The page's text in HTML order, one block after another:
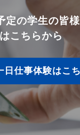
定の学生の皆
こちらから
日仕事体験はこ